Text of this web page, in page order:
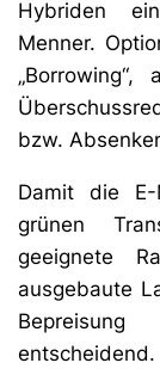
Hybriden
Menner.
bzw.
Damit die
grünen
geeignete
ausgebaute